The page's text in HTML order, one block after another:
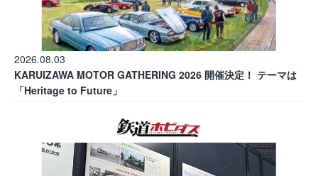
2026.08.03
KARUIZAWA MOTOR GATHERING 2026 開催決定！ テーマは
「Heritage to Future」